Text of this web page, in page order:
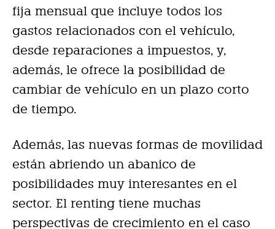
fija mensual que incluye todos los
gastos relacionados con el vehículo,
desde reparaciones a impuestos, y,
además, le ofrece la posibilidad de
cambiar de vehículo en un plazo corto
de tiempo.
Además, las nuevas formas de movilidad
están abriendo un abanico de
posibilidades muy interesantes en el
sector. El renting tiene muchas
perspectivas de crecimiento en el caso